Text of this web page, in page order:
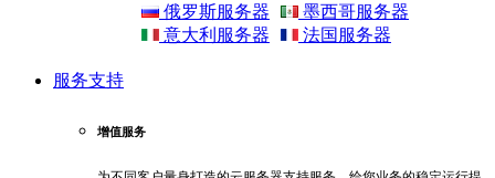
俄罗斯服务器
墨西哥服务器
意大利服务器
法国服务器
服务支持
增值服务